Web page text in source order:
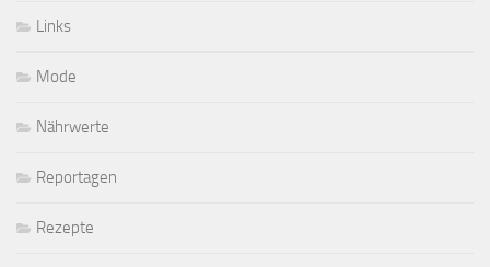
Links
Mode
Nährwerte
Reportagen
Rezepte